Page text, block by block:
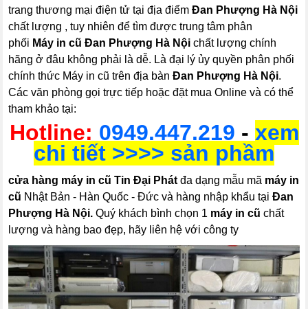
trang thương mại điện tử tại địa điểmĐan Phượng Hà Nội
chất lượng , tuy nhiên để tìm được trung tâm phân
phối Máy in cũ Đan Phượng Hà Nội chất lượng chính
hãng ở đâu không phải là dễ. Là đại lý ủy quyền phân phối
chính thức Máy in cũ trên địa bànĐan Phượng Hà Nội.
Các văn phòng gọi trực tiếp hoặc đặt mua Online và có thể
tham khảo tại:
Hotline: 0949.447.219 - xem
chi tiết >>>> sản phầm
cửa hàng máy in cũ Tin Đại Phátđa dạng mẫu mã máy in
cũ Nhật Bản - Hàn Quốc - Đức và hàng nhập khẩu tại Đan
Phượng Hà Nội.Quý khách bình chọn 1 máy in cũ chất
lượng và hàng bao đẹp, hãy liên hệ với công ty